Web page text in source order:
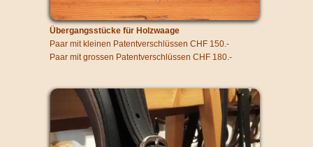
Übergangsstücke für Holzwaage
Paar mit kleinen Patentverschlüssen CHF 150.-
Paar mit grossen Patentverschlüssen CHF 180.-